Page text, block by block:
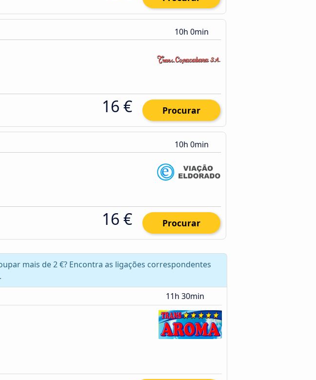
10h 0min
16 € Procurar
10h 0min
16 € Procurar
mais de 2 €? Encontra as ligações correspondentes
11h 30min